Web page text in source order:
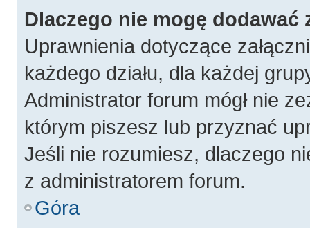
Dlaczego nie mogę dodawać
Uprawnienia dotyczące
każdego działu, dla każdej
Administrator forum mógł nie
którym piszesz lub przyznać
Jeśli nie rozumiesz, dlaczego
z administratorem forum.
Góra